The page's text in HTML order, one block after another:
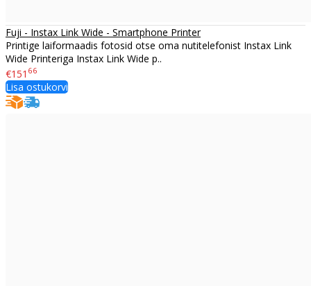
Fuji - Instax Link Wide - Smartphone Printer
Printige laiformaadis fotosid otse oma nutitelefonist Instax Link
Wide Printeriga Instax Link Wide p..
€151 66
Lisa ostukorvi